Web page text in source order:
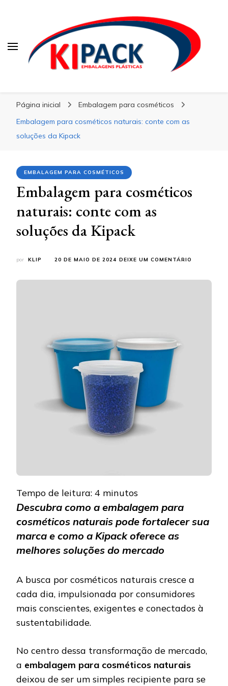
Página inicial
Embalagem para cosméticos
Embalagem para cosméticos naturais: conte com as
soluções da Kipack
EMBALAGEM PARA COSMÉTICOS
Embalagem para cosméticos
naturais: conte com as
soluções da Kipack
por KLIP 20 DE MAIO DE 2024 DEIXE UM COMENTÁRIO
Tempo de leitura: 4 minutos
Descubra como a embalagem para
cosméticos naturais pode fortalecer sua
marca e como a Kipack oferece as
melhores soluções do mercado
A busca por cosméticos naturais cresce a
cada dia, impulsionada por consumidores
mais conscientes, exigentes e conectados à
sustentabilidade.
No centro dessa transformação de mercado,
a embalagem para cosméticos naturais
deixou de ser um simples recipiente para se